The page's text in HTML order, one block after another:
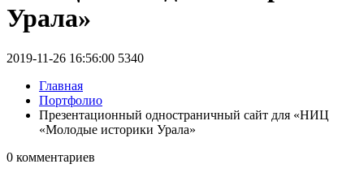
Урала»
2019-11-26 16:56:00 5340
Главная
Портфолио
Презентационный одностраничный сайт для «НИЦ
«Молодые историки Урала»
0 комментариев